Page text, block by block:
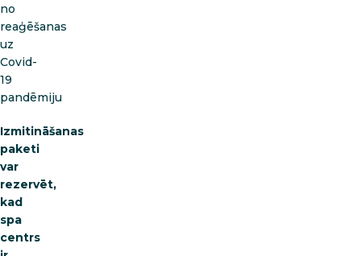
no
reaģēšanas
uz
Covid-
19
pandēmiju
Izmitināšanas
paketi
var
rezervēt,
kad
spa
centrs